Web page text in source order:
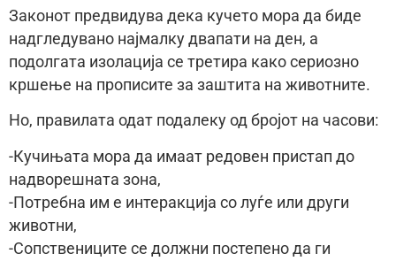
Законот предвидува дека кучето мора да биде
надгледувано најмалку двапати на ден, а
подолгата изолација се третира како сериозно
кршење на прописите за заштита на животните.
Но, правилата одат подалеку од бројот на часови:
-Кучињата мора да имаат редовен пристап до
надворешната зона,
-Потребна им е интеракција со луѓе или други
животни,
-Сопствениците се должни постепено да ги